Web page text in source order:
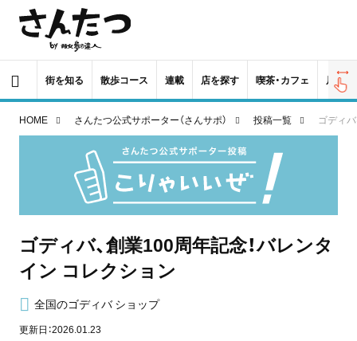
街を知る 散歩コース 連載 店を探す 喫茶・カフェ 居酒屋
HOME さんたつ公式サポーター（さんサポ） 投稿一覧 ゴディ
ゴディバ、創業100周年記念！バレンタ
イン コレクション
全国のゴディバ ショップ
更新日：2026.01.23